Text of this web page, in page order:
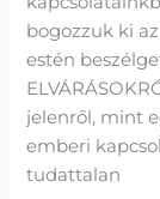
bogozzuk ki
estén
jelenről, mint
emberi
tudattalan